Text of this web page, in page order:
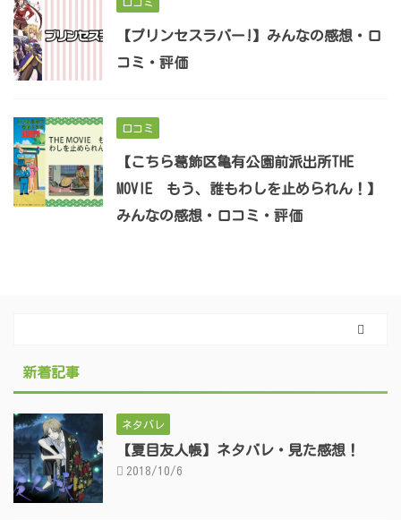
【プリンセスラバー!】みんなの感想・口
コミ・評価
口コミ
【こちら葛飾区亀有公園前派出所THE
MOVIE もう、誰もわしを止められん！】
みんなの感想・口コミ・評価
新着記事
ネタバレ
【夏目友人帳】ネタバレ・見た感想！
2018/10/6